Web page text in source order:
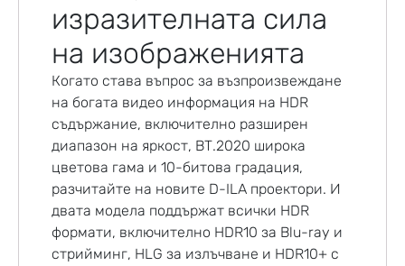
изразителната сила
на изображенията
Когато става въпрос за възпроизвеждане
на богата видео информация на HDR
съдържание, включително разширен
диапазон на яркост, BT.2020 широка
цветова гама и 10-битова градация,
разчитайте на новите D-ILA проектори. И
двата модела поддържат всички HDR
формати, включително HDR10 за Blu-ray и
стрийминг, HLG за излъчване и HDR10+ с